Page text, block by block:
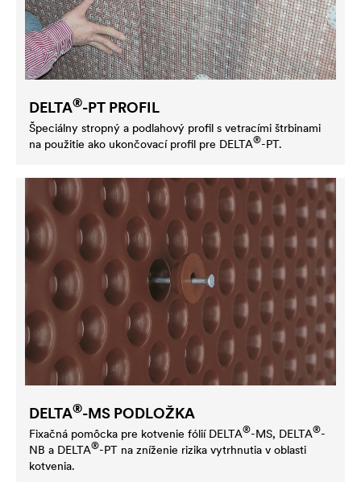
DELTA®-PT PROFIL
Špeciálny stropný a podlahový profil s vetracími štrbinami
na použitie ako ukončovací profil pre DELTA®-PT.
DELTA®-MS PODLOŽKA
Fixačná pomôcka pre kotvenie fólií DELTA®-MS, DELTA®-
NB a DELTA®-PT na zníženie rizika vytrhnutia v oblasti
kotvenia.